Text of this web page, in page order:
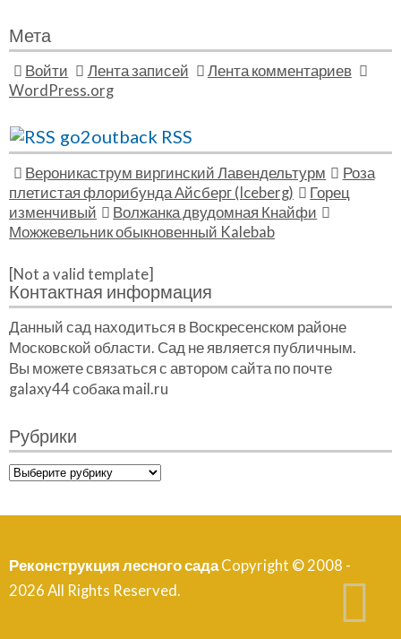
Мета
Войти Лента записей
Лента комментариев
WordPress.org
go2outback RSS
Вероникаструм виргинский Лавендельтурм
Роза
плетистая флорибунда Айсберг (Iceberg)
Горец
изменчивый
Волжанка двудомная Кнайфи
Можжевельник обыкновенный Kalebab
[Not a valid template]
Контактная информация
Данный сад находиться в Воскресенском районе
Московской области. Сад не является публичным.
Вы можете связаться с автором сайта по почте
galaxy44 собака mail.ru
Рубрики
Рубрики
Реконструкция лесного садаCopyright © 2008 -
2026 All Rights Reserved.